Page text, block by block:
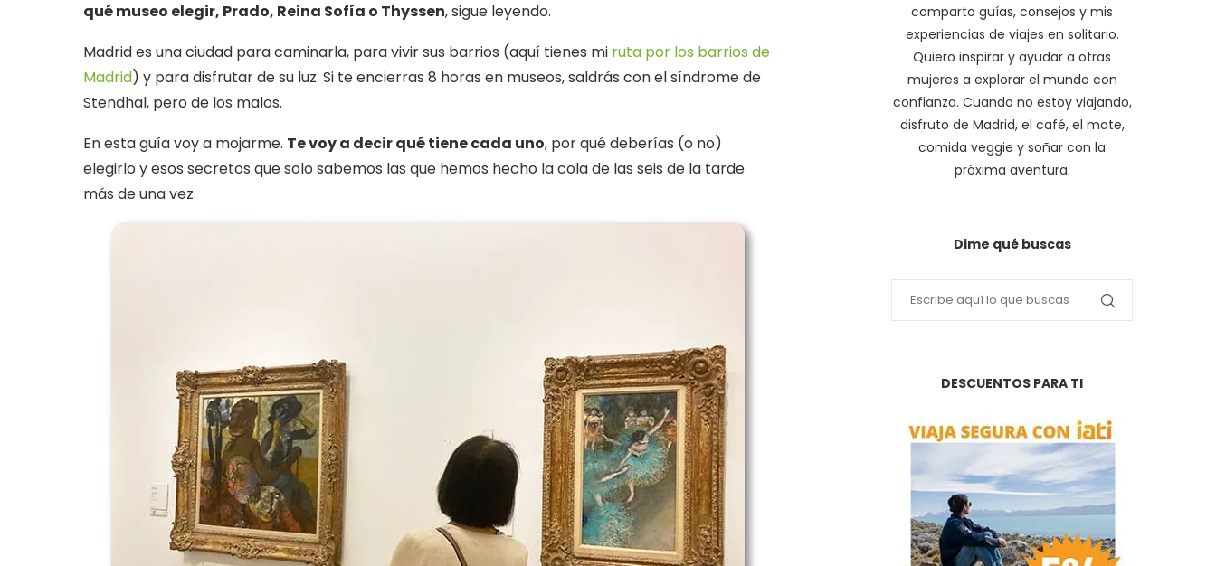
qué museo elegir, Prado, Reina Sofía o Thyssen, sigue leyendo.
Madrid es una ciudad para caminarla, para vivir sus barrios (aquí tienes mi ruta por los barrios de
Madrid) y para disfrutar de su luz. Si te encierras 8 horas en museos, saldrás con el síndrome de
Stendhal, pero de los malos.
En esta guía voy a mojarme. Te voy a decir qué tiene cada uno, por qué deberías (o no)
elegirlo y esos secretos que solo sabemos las que hemos hecho la cola de las seis de la tarde
más de una vez.
comparto guías, consejos y mis
experiencias de viajes en solitario.
Quiero inspirar y ayudar a otras
mujeres a explorar el mundo con
confianza. Cuando no estoy viajando,
disfruto de Madrid, el café, el mate,
comida veggie y soñar con la
próxima aventura.
Dime qué buscas
DESCUENTOS PARA TI